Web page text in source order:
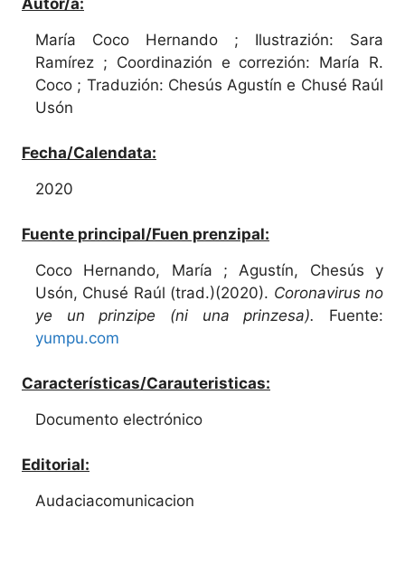
Autor/a:
María Coco Hernando ; Ilustrazión: Sara
Ramírez ; Coordinazión e correzión: María R.
Coco ; Traduzión: Chesús Agustín e Chusé Raúl
Usón
Fecha/Calendata:
2020
Fuente principal/Fuen prenzipal:
Coco Hernando, María ; Agustín, Chesús y
Usón, Chusé Raúl (trad.)(2020). Coronavirus no
ye un prinzipe (ni una prinzesa).
Fuente:
yumpu.com
Características/Carauteristicas:
Documento electrónico
Editorial:
Audaciacomunicacion